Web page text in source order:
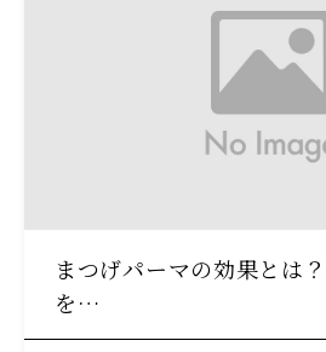
まつげパーマの効果とは
を…